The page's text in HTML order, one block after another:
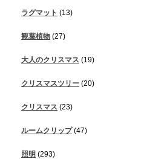
ラグマット (13)
観葉植物 (27)
大人のクリスマス (19)
クリスマスツリー (20)
クリスマス (23)
ルームクリップ(47)
照明 (293)